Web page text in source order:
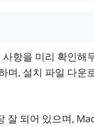
항을 미리 확인해
며, 설치 파일 다운
되어 있으며,